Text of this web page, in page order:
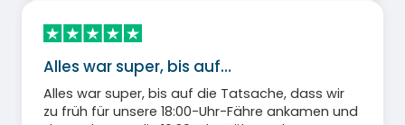
Alles war super, bis auf…
Alles war super, bis auf die Tatsache, dass wir
zu früh für unsere 18:00-Uhr-Fähre ankamen und